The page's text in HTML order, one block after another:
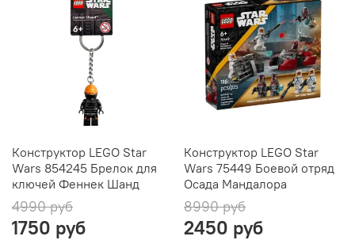
Конструктор LEGO Star
Wars 854245 Брелок для
ключей Феннек Шанд
4990 руб
1750 руб
Конструктор LEGO Star
Wars 75449 Боевой отряд
Осада Мандалора
8990 руб
2450 руб